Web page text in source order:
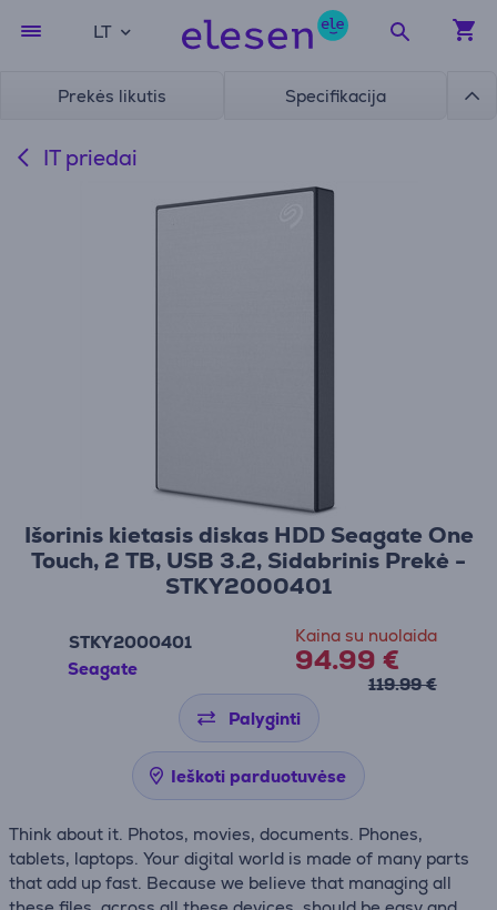
LT
Prekės likutis Specifikacija
IT priedai
Išorinis kietasis diskas HDD Seagate One
Touch, 2 TB, USB 3.2, Sidabrinis Prekė -
STKY2000401
STKY2000401
Seagate
Kaina su nuolaida
94.99 €
119.99 €
Palyginti
Ieškoti parduotuvėse
Think about it. Photos, movies, documents. Phones,
tablets, laptops. Your digital world is made of many parts
that add up fast. Because we believe that managing all